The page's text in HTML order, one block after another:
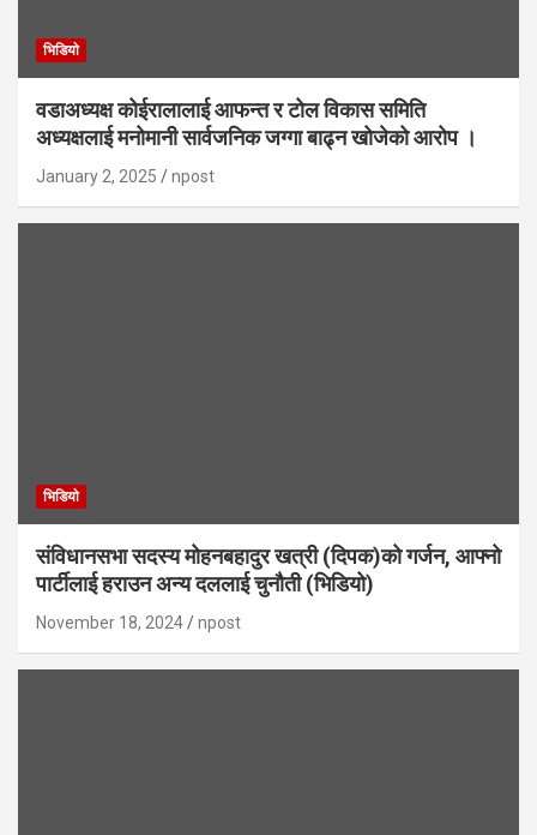
भिडियाे
वडाअध्यक्ष कोईरालालाई आफन्त र टोल विकास समिति
अध्यक्षलाई मनोमानी सार्वजनिक जग्गा बाढ्न खोजेको आरोप ।
January 2, 2025 npost
भिडियाे
संविधानसभा सदस्य मोहनबहादुर खत्री (दिपक)को गर्जन, आफ्नो
पार्टीलाई हराउन अन्य दललाई चुनौती (भिडियो)
November 18, 2024 npost